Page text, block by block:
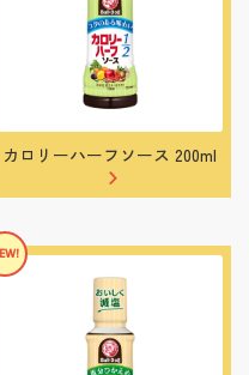
カロリーハーフソース 200ml